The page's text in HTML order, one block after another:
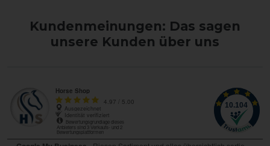
Kundenmeinungen: Das sagen
unsere Kunden über uns